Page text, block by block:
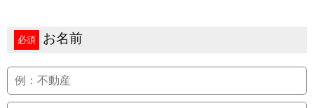
必須 お名前